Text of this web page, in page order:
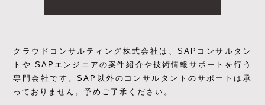
クラウドコンサルティング株式会社は、SAPコンサルタン
トや SAPエンジニアの案件紹介や技術情報サポートを行う
専門会社です。SAP以外のコンサルタントのサポートは承
っておりません。予めご了承ください。